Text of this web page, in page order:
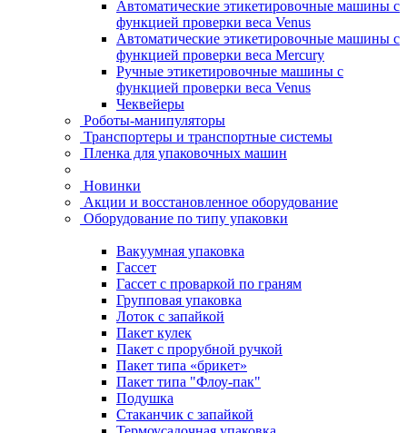
Автоматические этикетировочные машины с
функцией проверки веса Venus
Автоматические этикетировочные машины с
функцией проверки веса Mercury
Ручные этикетировочные машины с
функцией проверки веса Venus
Чеквейеры
Роботы-манипуляторы
Транспортеры и транспортные системы
Пленка для упаковочных машин
Новинки
Акции и восстановленное оборудование
Оборудование по типу упаковки
Вакуумная упаковка
Гассет
Гассет с проваркой по граням
Групповая упаковка
Лоток с запайкой
Пакет кулек
Пакет с прорубной ручкой
Пакет типа «брикет»
Пакет типа "Флоу-пак"
Подушка
Стаканчик с запайкой